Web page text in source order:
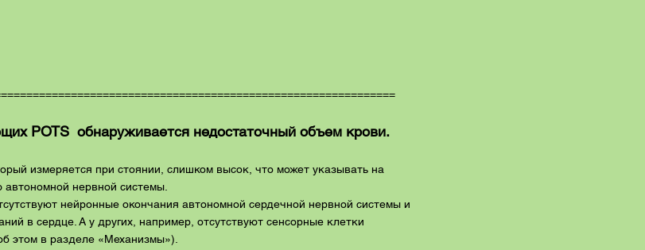
POTS обнаруживается недостаточный объем крови.
измеряется при стоянии, слишком высок, что может указывать на
нервной системы.
нейронные окончания автономной сердечной нервной системы и
в сердце. А у других, например, отсутствуют сенсорные клетки
этом в разделе «Механизмы»).